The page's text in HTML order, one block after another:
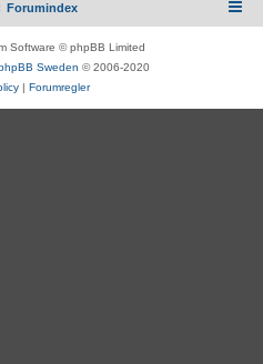
Forumindex
Software © phpBB Limited
Sweden © 2006-2020
| Forumregler